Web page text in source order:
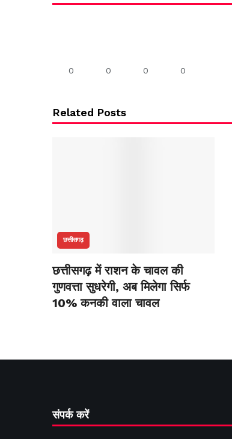
0 0 0 0
Related Posts
छत्तीसगढ़
छत्तीसगढ़ में राशन के चावल की
गुणवत्ता सुधरेगी, अब मिलेगा सिर्फ
10% कनकी वाला चावल
संपर्क करें